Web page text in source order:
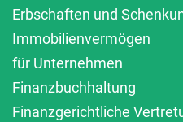
Erbschaften und
Immobilienvermögen
für Unternehmen
Finanzbuchhaltung
Finanzgerichtliche